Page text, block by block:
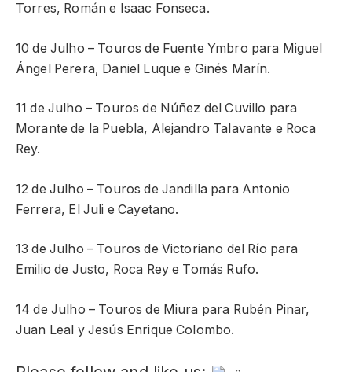
Torres, Román e Isaac Fonseca.
10 de Julho – Touros de Fuente Ymbro para Miguel
Ángel Perera, Daniel Luque e Ginés Marín.
11 de Julho – Touros de Núñez del Cuvillo para
Morante de la Puebla, Alejandro Talavante e Roca
Rey.
12 de Julho – Touros de Jandilla para Antonio
Ferrera, El Juli e Cayetano.
13 de Julho – Touros de Victoriano del Río para
Emilio de Justo, Roca Rey e Tomás Rufo.
14 de Julho – Touros de Miura para Rubén Pinar,
Juan Leal y Jesús Enrique Colombo.